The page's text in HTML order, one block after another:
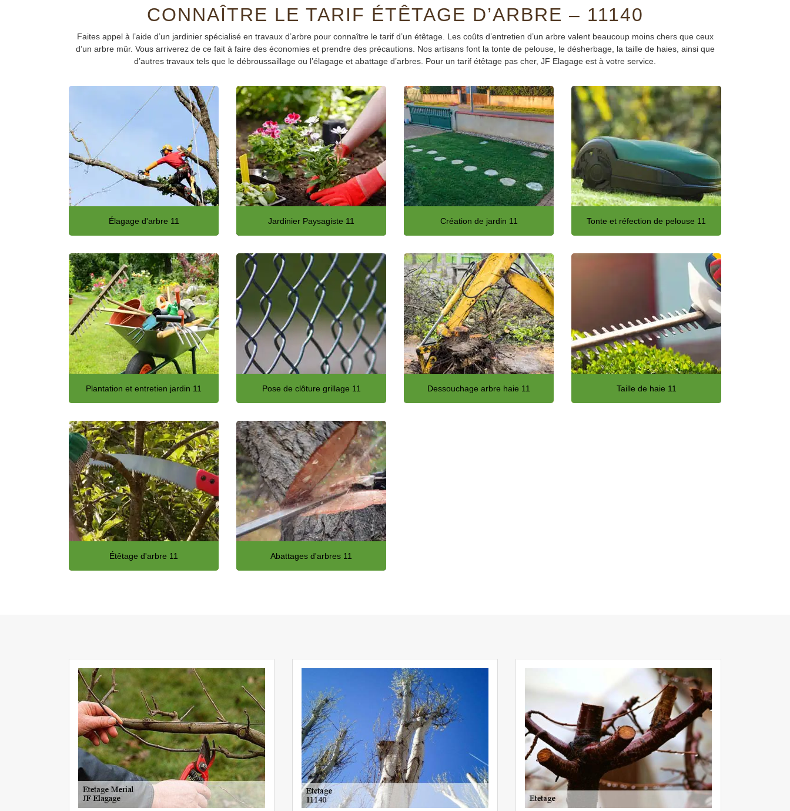
CONNAÎTRE LE TARIF ÉTÊTAGE D’ARBRE – 11140
Faites appel à l’aide d’un jardinier spécialisé en travaux d’arbre pour connaître le tarif d’un étêtage. Les coûts d’entretien d’un arbre valent beaucoup moins chers que ceux
d’un arbre mûr. Vous arriverez de ce fait à faire des économies et prendre des précautions. Nos artisans font la tonte de pelouse, le désherbage, la taille de haies, ainsi que
d’autres travaux tels que le débroussaillage ou l’élagage et abattage d’arbres. Pour un tarif étêtage pas cher, JF Elagage est à votre service.
Élagage d'arbre 11 Jardinier Paysagiste 11 Création de jardin 11 Tonte et réfection de pelouse 11
Plantation et entretien jardin 11 Pose de clôture grillage 11 Dessouchage arbre haie 11 Taille de haie 11
Étêtage d'arbre 11 Abattages d'arbres 11